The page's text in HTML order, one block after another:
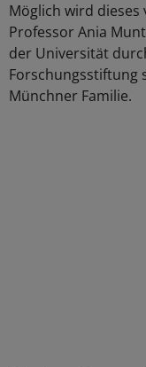
Möglich wird
Professor Ania
der Universität
Forschungsstiftung
Münchner Familie.